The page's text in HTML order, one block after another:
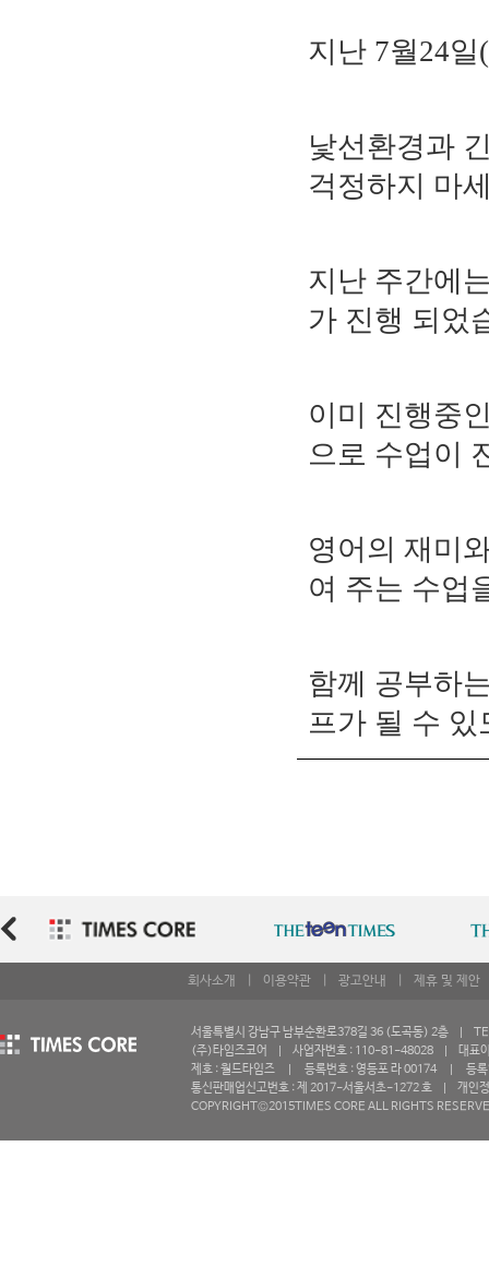
지난 7월24
낯선환경과
걱정하지 마
지난 주간에
가 진행 되었
이미 진행중
으로 수업이
영어의 재미
여 주는 수업
함께 공부하
프가 될 수
회사소개 이용약관 광고안내 제휴 및 제안
서울특별시 강남구 남부순환로378길 36 (도곡동) 2층
(주)타임즈코어 | 사업자번호 : 110-81-48028 | 대표
제호 : 월드타임즈 | 등록번호 : 영등포 라 00174 | 등
통신판매업신고번호 : 제 2017-서울서초-1272 호 | 개인
COPYRIGHT©2015TIMES CORE ALL RIGHTS